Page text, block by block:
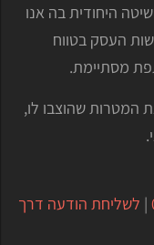
היחודית בה אנו
העסק בטווח
מסתיימת.
המטרות שהוצבו לו,
| לשליחת הודעה דרך